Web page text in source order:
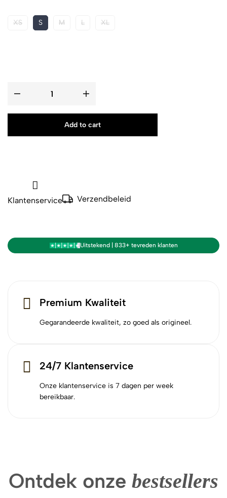
XS S M L XL
Add to cart
Klantenservice Verzendbeleid
Uitstekend | 833+ tevreden klanten
Premium Kwaliteit
Gegarandeerde kwaliteit, zo goed als origineel.
24/7 Klantenservice
Onze klantenservice is 7 dagen per week
bereikbaar.
Ontdek onze bestsellers